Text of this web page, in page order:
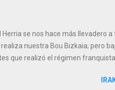
Herria se nos hace más llevadero
nuestra Bou Bizkaia; pero
que realizó el régimen franquista.
de Defensa del Gobierno